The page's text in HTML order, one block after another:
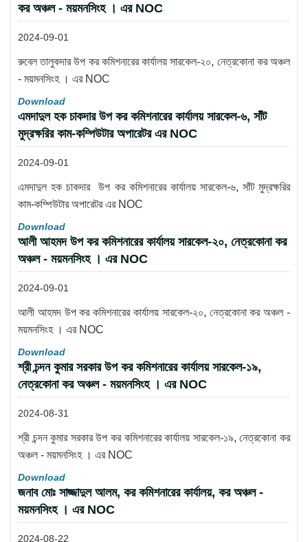
কর অঞ্চল - ময়মনসিংহ । এর NOC
2024-09-01
রুবেল তালুকদার উপ কর কমিশনারের কার্যালয় সারকেল-২০, নেত্রকোনা কর অঞ্চল
- ময়মনসিংহ । এর NOC
Download
এমদাদুল হক চাকদার উপ কর কমিশনারের কার্যালয় সারকেল-৬, সাঁট
মুদ্রক্ষরির কাম-কম্পিউটার অপারেটর এর NOC
2024-09-01
এমদাদুল হক চাকদার উপ কর কমিশনারের কার্যালয় সারকেল-৬, সাঁট মুদ্রক্ষরির
কাম-কম্পিউটার অপারেটর এর NOC
Download
আলী আহমদ উপ কর কমিশনারের কার্যালয় সারকেল-২০, নেত্রকোনা কর
অঞ্চল - ময়মনসিংহ । এর NOC
2024-09-01
আলী আহমদ উপ কর কমিশনারের কার্যালয় সারকেল-২০, নেত্রকোনা কর অঞ্চল -
ময়মনসিংহ । এর NOC
Download
শ্রী চন্দন কুমার সরকার উপ কর কমিশনারের কার্যালয় সারকেল-১৯,
নেত্রকোনা কর অঞ্চল - ময়মনসিংহ । এর NOC
2024-08-31
শ্রী চন্দন কুমার সরকার উপ কর কমিশনারের কার্যালয় সারকেল-১৯, নেত্রকোনা কর
অঞ্চল - ময়মনসিংহ । এর NOC
Download
জনাব মোঃ সাজ্জাদুল আলম, কর কমিশনারের কার্যালয়, কর অঞ্চল -
ময়মনসিংহ । এর NOC
2024-08-22